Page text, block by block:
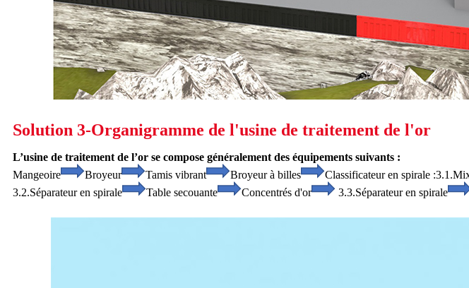
Solution 3-Organigramme de l'usine de traitement de l'or
L’usine de traitement de l’or se compose généralement des équipements suivants :
Mangeoire
Broyeur Tamis vibrant Broyeur à billes Classificateur en spirale :
3.2.Séparateur en spirale
Table secouante Concentrés d'or 3.3.Séparateur en spirale